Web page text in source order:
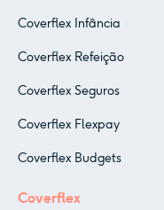
Coverflex Infância
Coverflex Refeição
Coverflex Seguros
Coverflex Flexpay
Coverflex Budgets
Coverflex